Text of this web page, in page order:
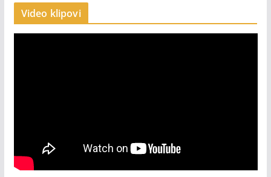
Video klipovi